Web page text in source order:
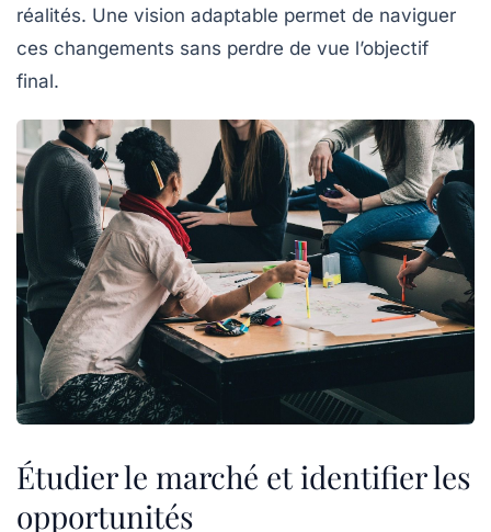
réalités. Une vision adaptable permet de naviguer
ces changements sans perdre de vue l’objectif
final.
Étudier le marché et identifier les
opportunités